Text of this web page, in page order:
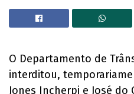
O Departamento de
interditou,
Jones Incherpi e José do